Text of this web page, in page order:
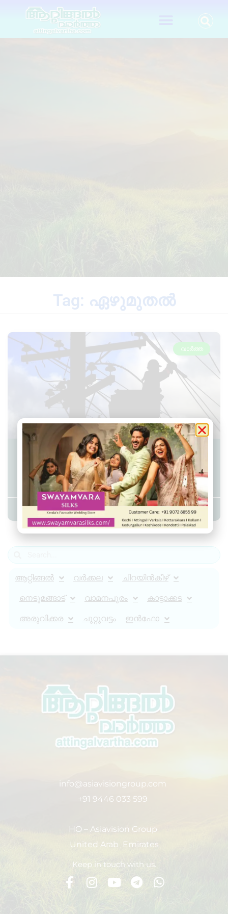
Tag: ഏഴുമുതൽ
വാർത്ത
വിവിധ ഭാഗങ്ങളിൽ നാളെ പകൽ
വൈദ്യുതി മുടങ്ങും
Admin YS April 17, 2024 8:36 pm
ആറ്റിങ്ങൽ വർക്കല ചിറയിൻകീഴ്
നെടുമങ്ങാട് വാമനപുരം കാട്ടാക്കട
അരുവിക്കര ചുറ്റുവട്ടം ഇൻഫോ
info@asiavisiongroup.com
+91 9446 033 599
HO – Asiavision Group
United Arab Emirates
Keep in touch with us.